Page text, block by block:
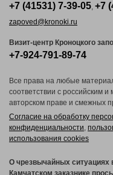
+7 (41531) 7-39-05, +7
zapoved@kronoki.ru
Визит-центр Кроноцкого
+7-924-791-89-74
Все права на любые
соответствии с российским
авторском праве и смежных
Согласие на обработку
конфиденциальности,
использования cookies
О чрезвычайных ситуациях
Камчатском заказнике